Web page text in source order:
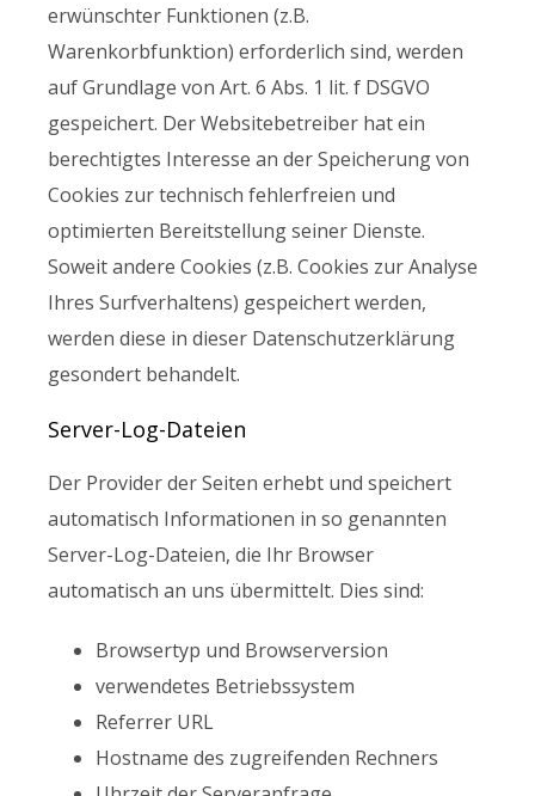
erwünschter Funktionen (z.B.
Warenkorbfunktion) erforderlich sind, werden
auf Grundlage von Art. 6 Abs. 1 lit. f DSGVO
gespeichert. Der Websitebetreiber hat ein
berechtigtes Interesse an der Speicherung von
Cookies zur technisch fehlerfreien und
optimierten Bereitstellung seiner Dienste.
Soweit andere Cookies (z.B. Cookies zur Analyse
Ihres Surfverhaltens) gespeichert werden,
werden diese in dieser Datenschutzerklärung
gesondert behandelt.
Server-Log-Dateien
Der Provider der Seiten erhebt und speichert
automatisch Informationen in so genannten
Server-Log-Dateien, die Ihr Browser
automatisch an uns übermittelt. Dies sind:
Browsertyp und Browserversion
verwendetes Betriebssystem
Referrer URL
Hostname des zugreifenden Rechners